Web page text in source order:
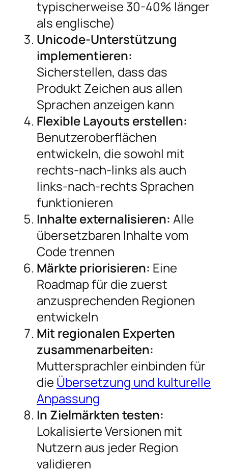
typischerweise 30-40% länger
als englische)
Unicode-Unterstützung
implementieren:
Sicherstellen, dass das
Produkt Zeichen aus allen
Sprachen anzeigen kann
Flexible Layouts erstellen:
Benutzeroberflächen
entwickeln, die sowohl mit
rechts-nach-links als auch
links-nach-rechts Sprachen
funktionieren
Inhalte externalisieren: Alle
übersetzbaren Inhalte vom
Code trennen
Märkte priorisieren: Eine
Roadmap für die zuerst
anzusprechenden Regionen
entwickeln
Mit regionalen Experten
zusammenarbeiten:
Muttersprachler einbinden für
die Übersetzung und kulturelle
Anpassung
In Zielmärkten testen:
Lokalisierte Versionen mit
Nutzern aus jeder Region
validieren